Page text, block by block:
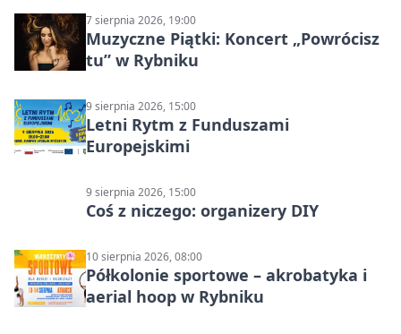
7 sierpnia 2026, 19:00
Muzyczne Piątki: Koncert „Powrócisz
tu” w Rybniku
9 sierpnia 2026, 15:00
Letni Rytm z Funduszami
Europejskimi
9 sierpnia 2026, 15:00
Coś z niczego: organizery DIY
10 sierpnia 2026, 08:00
Półkolonie sportowe – akrobatyka i
aerial hoop w Rybniku